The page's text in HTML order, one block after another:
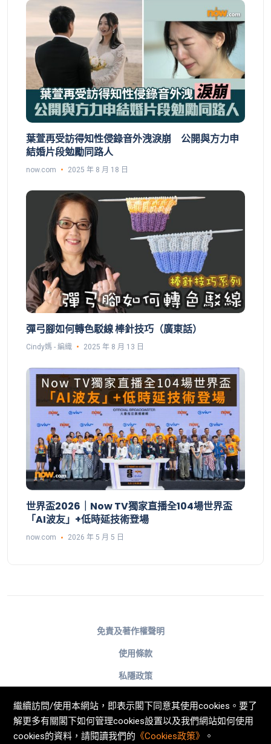
葉萱再受訪得知性侵錄音外洩淚崩 公開與方力申
結婚片段勉勵同路人
now.com 2025 年 8 月 18 日
彈弓腳如何轉色駁線 棒針技巧（廣東話）
Cindy媽 - 編織 2025 年 8 月 13 日
世界盃2026｜Now TV獨家直播全104場世界盃
「AI波友」+低時延技術登場
now.com 2026 年 5 月 5 日
免責及著作權聲明
使用條款
私隱政策
不歧視及不騷擾聲明
Cookies政策
© Now TV Limited 2011-2026 著作權所有
繼續訪問/使用本網站，即表示閣下同意其使用cookies。要了
解更多有關閣下如何管理cookies設置以及我們網站如何使用
cookies的資料，請閱讀我們的 《Cookies政策》 。